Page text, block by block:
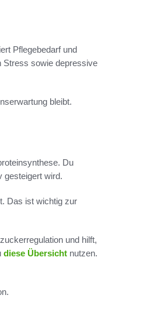
Pflegebedarf und
Stress sowie depressive
bleibt.
Du
gesteigert wird.
Das ist wichtig zur
und hilft,
diese Übersicht nutzen.